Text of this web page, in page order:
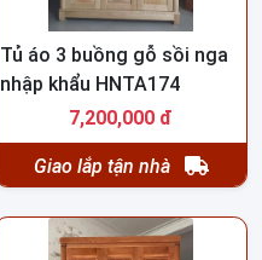
Tủ áo 3 buồng gỗ sồi nga
nhập khẩu HNTA174
7,200,000 đ
Giao lắp tận nhà